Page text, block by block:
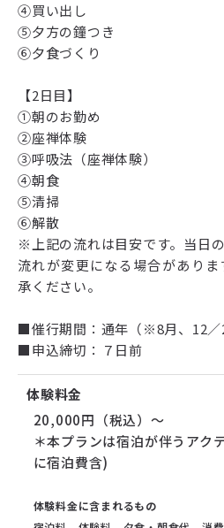
④買い出し
⑤夕方の鐘つき
⑥夕食づくり
【2日目】
①朝のお勤め
②座禅体験
③呼吸法（座禅体験）
④朝食
⑤清掃
⑥解散
※上記の流れは目安です。当日の
流れが変更になる場合があり
承ください。
■催行期間：通年（※8月、12／
■申込締切：７日前
体験料金
20,000円（税込）〜
＊本プランは宿泊が伴うアク
に宿泊費含)
体験料金に含まれるもの